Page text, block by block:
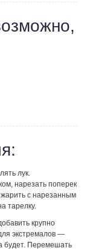
лук.
нарезать поперек
с нарезанным
тарелку.
крупно
экстремалов —
будет. Перемешать